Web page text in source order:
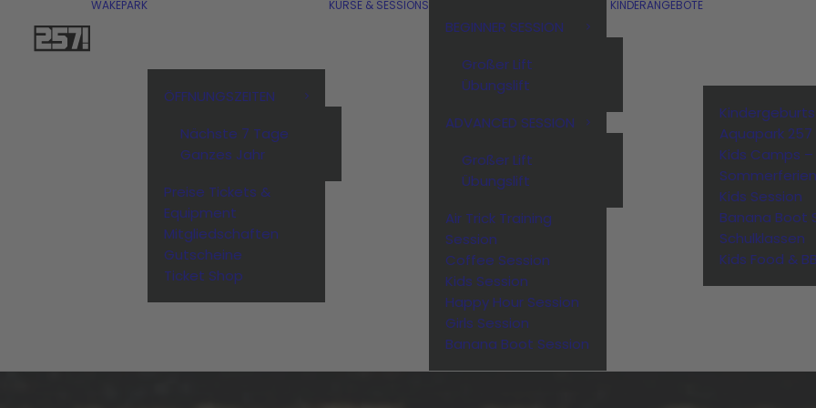
WAKEPARK
ÖFFNUNGSZEITEN
Nächste 7 Tage
Ganzes Jahr
Preise Tickets &
Equipment
Mitgliedschaften
Gutscheine
Ticket Shop
KURSE & SESSIONS
BEGINNER SESSION
Großer Lift
Übungslift
ADVANCED SESSION
Großer Lift
Übungslift
Air Trick Training
Session
Coffee Session
Kids Session
Happy Hour Session
Girls Session
Banana Boot Session
KINDERANGEBOTE
Aquapark 257
Kids Camps –
Sommerferien
Kids Session
Banana Boot
Schulklassen
Kids Food &